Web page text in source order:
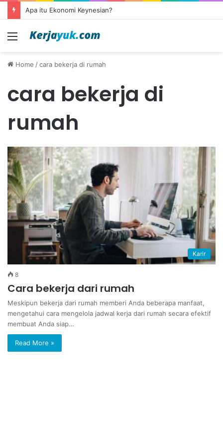
Apa itu Ekonomi Keynesian?
Menu
Home /cara bekerja di rumah
cara bekerja di
rumah
Karir
8
Cara bekerja dari rumah
Meskipun bekerja dari rumah memberi Anda beberapa manfaat,
mengetahui cara mengelola jadwal kerja dari rumah secara efektif
membuat Anda siap…
Read More »